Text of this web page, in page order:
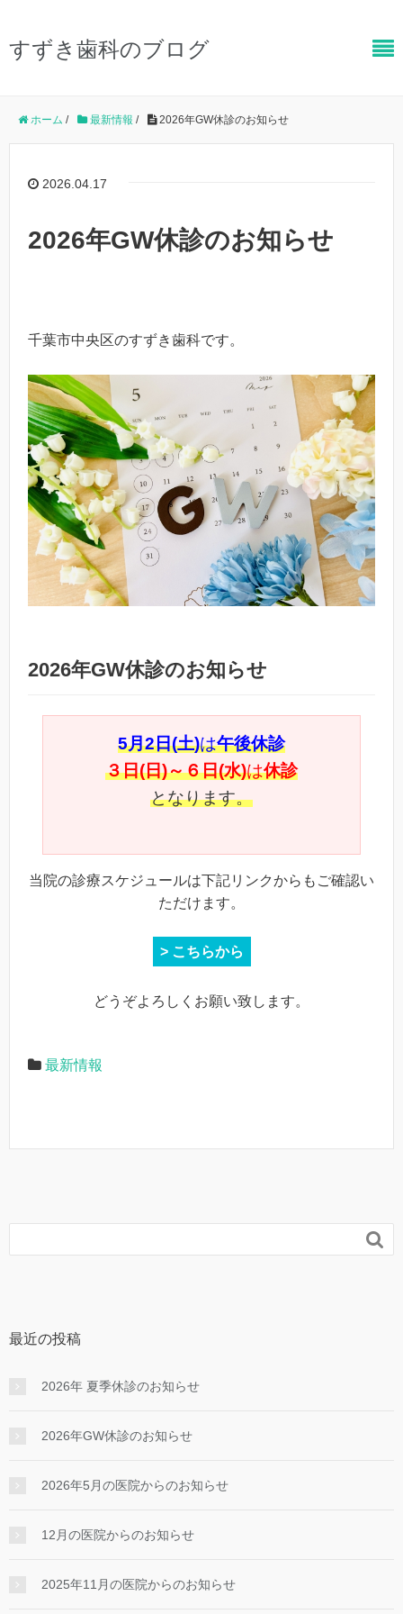
すずき歯科のブログ
ホーム / 最新情報 / 2026年GW休診のお知らせ
2026.04.17
2026年GW休診のお知らせ
千葉市中央区のすずき歯科です。
2026年GW休診のお知らせ
5月2日(土)は午後休診
３日(日)～６日(水)は休診
となります。
当院の診療スケジュールは下記リンクからもご確認い
ただけます。
> こちらから
どうぞよろしくお願い致します。
最新情報

最近の投稿
2026年 夏季休診のお知らせ
2026年GW休診のお知らせ
2026年5月の医院からのお知らせ
12月の医院からのお知らせ
2025年11月の医院からのお知らせ